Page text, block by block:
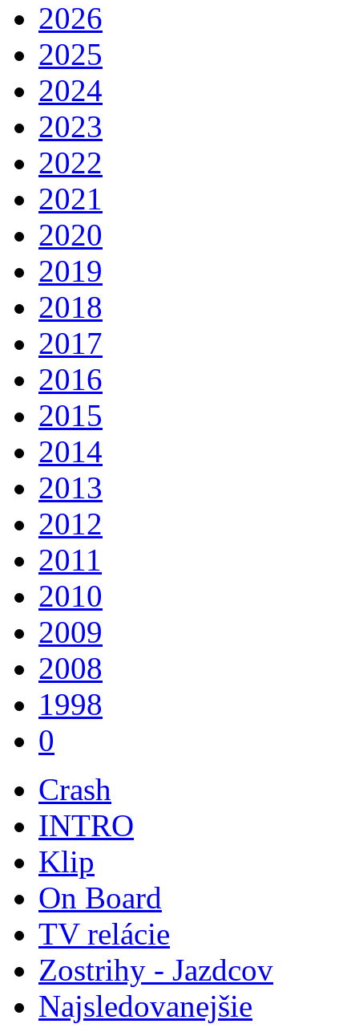
2026
2025
2024
2023
2022
2021
2020
2019
2018
2017
2016
2015
2014
2013
2012
2011
2010
2009
2008
1998
0
Crash
INTRO
Klip
On Board
TV relácie
Zostrihy - Jazdcov
Najsledovanejšie